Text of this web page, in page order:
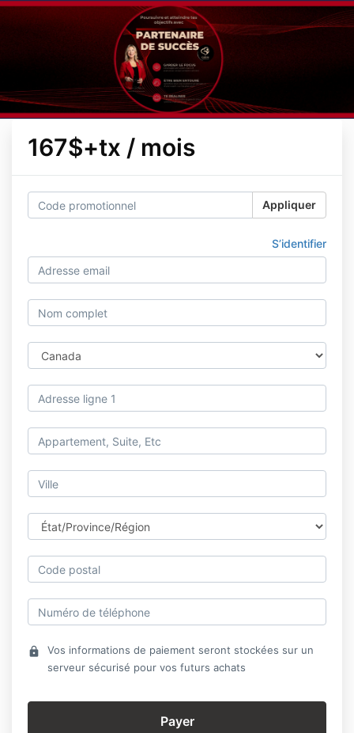
167$+tx / mois
Appliquer
S’identifier
lock
Vos informations de paiement seront stockées sur un
serveur sécurisé pour vos futurs achats